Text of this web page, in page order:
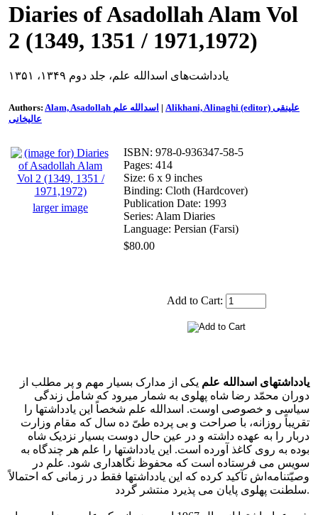
Diaries of Asadollah Alam Vol
2 (1349, 1351 / 1971,1972)
یادداشت‌های اسدالله علم، جلد دوم ۱۳۴۹، ۱۳۵۱
Authors: Alam, Asadollah اسدالله علم | Alikhani, Alinaghi (editor) علینقی
عالیخانی
larger image
ISBN: 978-0-936347-58-5
Pages: 414
Size: 6 x 9 inches
Binding: Cloth (Hardcover)
Publication Date: 1993
Series: Alam Diaries
Language: Persian (Farsi)
$80.00
Add to Cart:
یادداشتهای اسدالله علم یکی از مدارک بسیار مهم و پر مطلب از
دوران محمّد رضا شاه پهلوی به شمار میرود که شامل زندگی
سیاسی و خصوصی اوست. اسدالله علم شخصاً این یادداشتها را
تقریباً روزانه، با صراحت و بی پرده طیّ ده سال که مقام وزارت
دربار را به عهده داشته و در عین حال دوست بسیار نزدیک شاه
بوده به روی کاغذ آورده است. این یادداشتها را علم هر چندگاه به
سویس می فرستاده است که محفوظ نگاهداری شود. علم در
وصیّتنامه‌اش تآکید کرده که این یادداشتها فقط در زمانی که احتمالاً
سلطنت پهلوی پایان می پذیرد منتشر گردد.